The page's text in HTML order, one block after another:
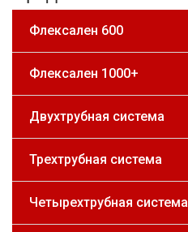
Флексален 600
Флексален 1000+
Двухтрубная система
Трехтрубная система
Четырехтрубная система